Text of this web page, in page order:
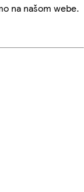
na našom webe.